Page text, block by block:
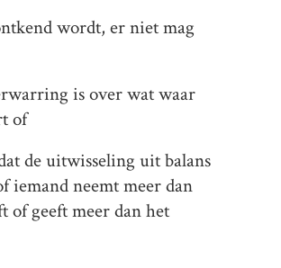
wordt, er niet mag
is over wat waar
of
de uitwisseling uit balans
iemand neemt meer dan
of geeft meer dan het